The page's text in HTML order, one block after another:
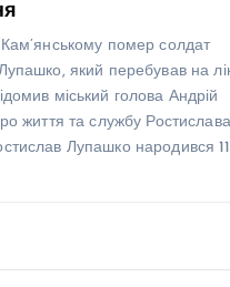
помер солдат
який перебував на
міський голова Андрій
життя та службу Ростислава
Лупашко народився 11